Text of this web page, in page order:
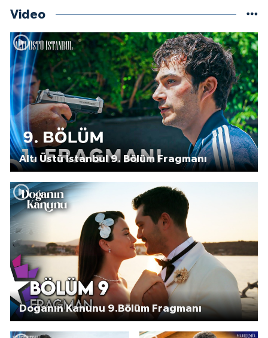
Video
Altı Üstü İstanbul 9. Bölüm Fragmanı
Doğanın Kanunu 9.Bölüm Fragmanı